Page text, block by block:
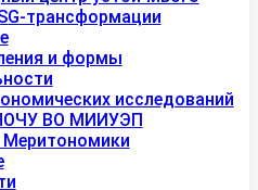
трансформации
и формы
исследований
ВО МИИУЭП